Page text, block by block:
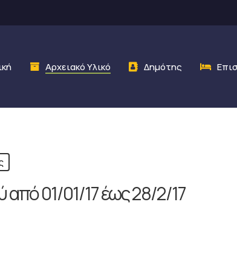
Αρχειακό Υλικό Δημότης
από 01/01/17 έως 28/2/17